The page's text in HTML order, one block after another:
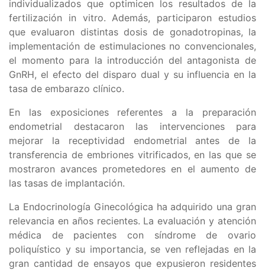
individualizados que optimicen los resultados de la
fertilización in vitro. Además, participaron estudios
que evaluaron distintas dosis de gonadotropinas, la
implementación de estimulaciones no convencionales,
el momento para la introducción del antagonista de
GnRH, el efecto del disparo dual y su influencia en la
tasa de embarazo clínico.
En las exposiciones referentes a la preparación
endometrial destacaron las intervenciones para
mejorar la receptividad endometrial antes de la
transferencia de embriones vitrificados, en las que se
mostraron avances prometedores en el aumento de
las tasas de implantación.
La Endocrinología Ginecológica ha adquirido una gran
relevancia en años recientes. La evaluación y atención
médica de pacientes con síndrome de ovario
poliquístico y su importancia, se ven reflejadas en la
gran cantidad de ensayos que expusieron residentes